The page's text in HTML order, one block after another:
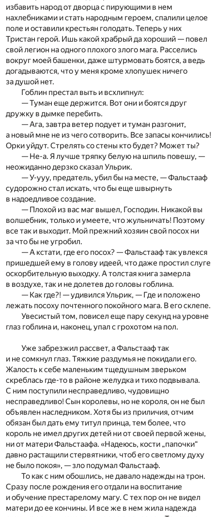
избавить народ от дворца с пирующими в нем
нахлебниками и стать народным героем, спалили целое
поле и оставили крестьян голодать. Теперь у них
Тристан герой. Ишь какой храбрый да хороший — повел
свой легион на одного плохого злого мага. Расселись
вокруг моей башенки, даже штурмовать боятся, а ведь
догадываются, что у меня кроме хлопушек ничего
за душой нет.
Гоблин престал выть и всхлипнул:
— Туман еще держится. Вот они и боятся друг
дружку в дымке перебить.
— Ага, завтра ветер подует и туман разгонит,
а новый мне не из чего сотворить. Все запасы кончились!
Орки уйдут. Стрелять со стены кто будет? Может ты?
— Не-а. Я лучше тряпку белую на шпиль повешу, —
неожиданно дерзко сказал Ульрик.
— У-ууу, предатель, убил бы на месте, — Фальстааф
судорожно стал искать, что бы еще швырнуть
в надоедливое создание.
— Плохой из вас маг вышел, Господин. Никакой вы
волшебник, только и умеете, что жульничать! Поэтому
все так и выходит. Мой прежний хозяин свой посох ни
за что бы не угробил.
— А кстати, где его посох? — Фальстааф так увлекся
пришедшей ему в голову идеей, что даже простил слуге
оскорбительную выходку. А толстая книга замерла
в воздухе, так и не долетев до головы гоблина.
— Как где?! — удивился Ульрик, — Где и положено
лежать посоху почтенного покойного мага. В его склепе.
Увесистый том, повисел еще пару секунд на уровне
глаз гоблина и, наконец, упал с грохотом на пол.
Уже забрезжил рассвет, а Фальстааф так
и не сомкнул глаз. Тяжкие раздумья не покидали его.
Жалость к себе маленьким тщедушным зверьком
скреблась где-то в районе желудка и тихо подвывала.
С ним поступили несправедливо, чудовищно
несправедливо! Сын королевы, но не короля, он не был
объявлен наследником. Хотя бы из приличия, отчим
обязан был дать ему титул принца, тем более, что
король не имел других детей ни от своей первой жены,
ни от матери Фальстаафа. «Надеюсь, кости „папочки“
давно растащили стервятники, чтоб его светлому духу
не было покоя», — зло подумал Фальстааф.
То как с ним обошлись, не давало надежды на трон.
Сразу после рождения его отдали на воспитание
и обучение престарелому магу. С тех пор он не видел
матери до ее кончины. И все же в нем жила надежда